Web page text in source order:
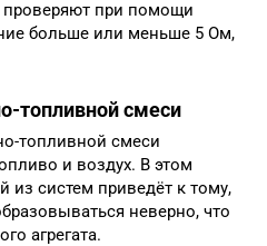
проверяют при помощи
больше или меньше 5 Ом,
топливной смеси
топливной смеси
и воздух. В этом
из систем приведёт к тому,
неверно, что
агрегата.